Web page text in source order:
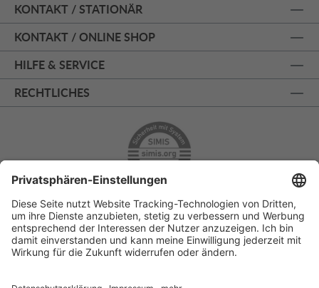
KONTAKT / STATIONÄR
KONTAKT / ONLINE SHOP
HILFE & SERVICE
RECHTLICHES
ÜBER 125 JAHRE AM PRINZIPALMARKT
PERSÖNLICHE BERATUNG
KOSTENLOSER RÜCKVERSAND